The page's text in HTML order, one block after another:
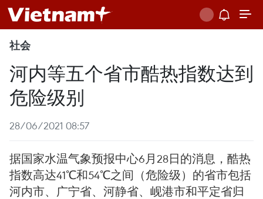
社会
河内等五个省市酷热指数达到
危险级别
28/06/2021 08:57
据国家水温气象预报中心6月28日的消息，酷热
指数高达41℃和54℃之间（危险级）的省市包括
河内市、广宁省、河静省、岘港市和平定省归